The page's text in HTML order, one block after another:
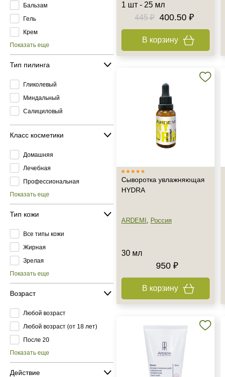
Бальзам
Гель
Крем
Показать еще
Тип пилинга
Гликолевый
Миндальный
Салициловый
Класс косметики
Домашняя
Лечебная
Профессиональная
Показать еще
Тип кожи
Все типы кожи
Жирная
Зрелая
Показать еще
Возраст
Любой возраст
Любой возраст (от 18 лет)
После 20
Показать еще
Действие
1 шт - 25 мл
445 ₽ 400.50 ₽
В корзину
Сыворотка увлажняющая
HYDRA
ARDEMI , Россия
30 мл
950 ₽
В корзину